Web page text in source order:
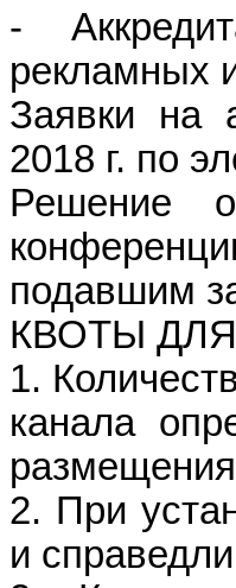
-
рекламных
Заявки на
2018 г. по
Решение
подавшим
КВОТЫ
1.
канала
2. При
и